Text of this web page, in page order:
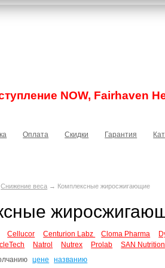
NOW, Fairhaven
Оплата Скидки Гарантия
Снижение веса → Комплексные жиросжигающие
Cellucor Centurion Labz Cloma Pharma
Natrol Nutrex Prolab SAN Nutrition
цене названию